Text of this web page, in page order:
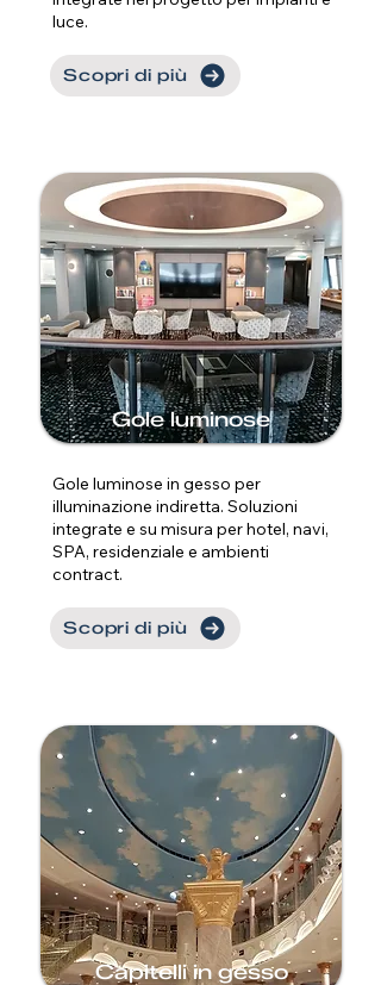
luce.
Scopri di più
Gole luminose
Gole luminose in gesso per
illuminazione indiretta. Soluzioni
integrate e su misura per hotel, navi,
SPA, residenziale e ambienti
contract.
Scopri di più
Capitelli in gesso